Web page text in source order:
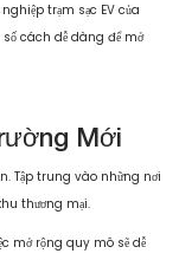
trạm sạc EV của
số cách dễ dàng để mở
Mới
Tập trung vào những nơi
thương mại.
mở rộng quy mô sẽ dễ